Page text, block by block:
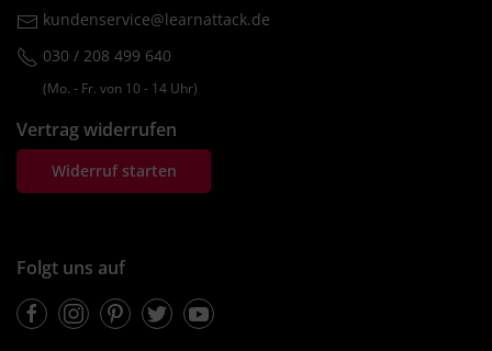
kundenservice@learnattack.de
030 / 208 499 640
(Mo. ‐ Fr. von 10 ‐ 14 Uhr)
Vertrag widerrufen
Widerruf starten
Folgt uns auf
FacebookInstagramPinterestTwitterYoutube